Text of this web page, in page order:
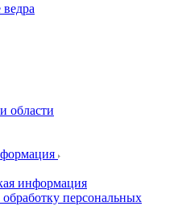
области
информация
персональных